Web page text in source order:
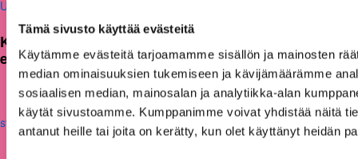
Tämä sivusto käyttää evästeitä
Käytämme evästeitä tarjoamamme sisällön ja mainosten
median ominaisuuksien tukemiseen ja kävijämäärämme
sosiaalisen median, mainosalan ja analytiikka-alan
käytät sivustoamme. Kumppanimme voivat yhdistää näitä
antanut heille tai joita on kerätty, kun olet käyttänyt heidän
Uutiset
KAKS teki apurahapäätökset vuoden 2026
ensimmäisestä hausta